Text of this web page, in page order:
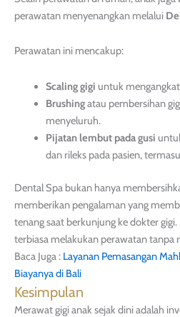
perawatan menyenangkan melalui
Perawatan ini mencakup:
Scaling gigi untuk
Brushingatau pembersihan
menyeluruh.
Pijatan lembut pada gusi
dan rileks pada pasien,
Dental Spa bukan hanya
memberikan pengalaman yang
tenang saat berkunjung ke dokter
terbiasa melakukan perawatan tanpa
Baca Juga : Layanan Pemasangan
Biayanya di Bali
Kesimpulan
Merawat gigi anak sejak dini adalah